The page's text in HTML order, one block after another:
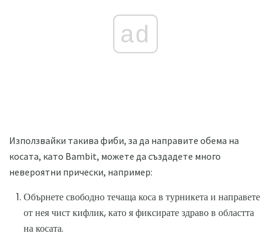
ad
Използвайки такива фиби, за да направите обема на
косата, като Bambit, можете да създадете много
невероятни прически, например:
Обърнете свободно течаща коса в турникета и направете
от нея чист кифлик, като я фиксирате здраво в областта
на косата.